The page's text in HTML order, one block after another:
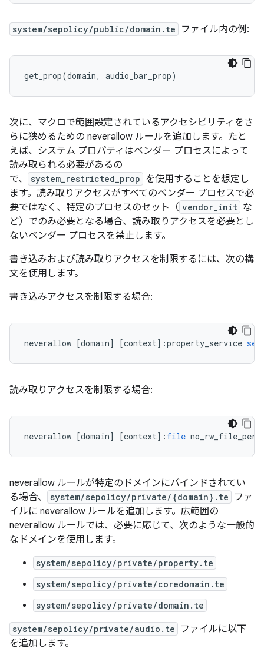
system/sepolicy/public/domain.te ファイル内の例:
次に、マクロで範囲設定されているアクセシビリティをさ
らに狭めるための neverallow ルールを追加します。たと
えば、システム プロパティはベンダー プロセスによって
読み取られる必要があるの
で、
system_restricted_prop を使用することを想定し
ます。読み取りアクセスがすべてのベンダー プロセスで必
要ではなく、特定のプロセスのセット（ vendor_init な
ど）でのみ必要となる場合、読み取りアクセスを必要とし
ないベンダー プロセスを禁止します。
書き込みおよび読み取りアクセスを制限するには、次の構
文を使用します。
書き込みアクセスを制限する場合:
neverallow [domain] [context] :property_service set
読み取りアクセスを制限する場合:
neverallow [domain] [context] : file
neverallow ルールが特定のドメインにバインドされてい
る場合、
system/sepolicy/private/{domain}.te
ファ
イルに neverallow ルールを追加します。広範囲の
neverallow ルールでは、必要に応じて、次のような一般的
なドメインを使用します。
system/sepolicy/private/property.te
system/sepolicy/private/coredomain.te
system/sepolicy/private/domain.te
system/sepolicy/private/audio.te
ファイルに以下
を追加します。